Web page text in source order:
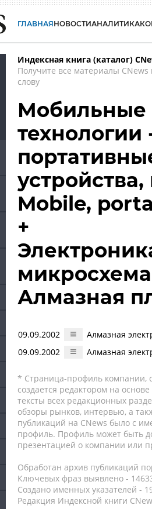
ГЛАВНАЯНОВОСТИАНАЛИТИКА
Индексная книга (каталог)
Получите все материалы
слову
Мобильные
Mobile,
+
Алмазная
09.09.2002
Алмазная
09.09.2002
Алмазная
* Страница-профиль компании,
создается редактором на
тексты всех редакционных
обзоры рынков, интервью, а
публикаций на CNews было с
профиль. Профиль может быть
презентацией о компании или
Обработан архив публикаций
Ключевых фраз выявлено -
Создано именных указателей -
Редакция Индексной книги